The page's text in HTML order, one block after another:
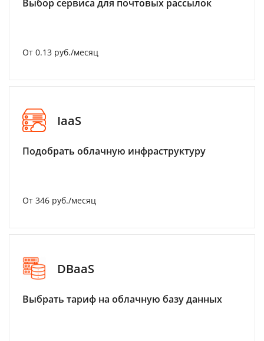
Выбор сервиса для почтовых рассылок
От 0.13 руб./месяц
IaaS
Подобрать облачную инфраструктуру
От 346 руб./месяц
DBaaS
Выбрать тариф на облачную базу данных